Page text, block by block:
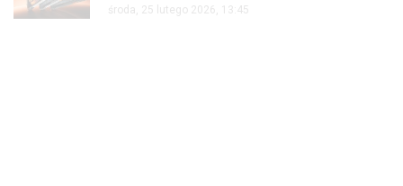
środa, 25 lutego 2026, 13:45